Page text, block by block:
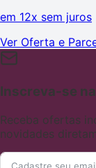
em 12x sem juros
Ver Oferta e
Inscreva-se
Receba ofertas
novidades